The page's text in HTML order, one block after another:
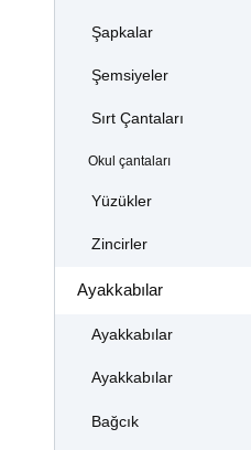
Şapkalar
Şemsiyeler
Sırt Çantaları
Okul çantaları
Yüzükler
Zincirler
Ayakkabılar
Ayakkabılar
Ayakkabılar
Bağcık